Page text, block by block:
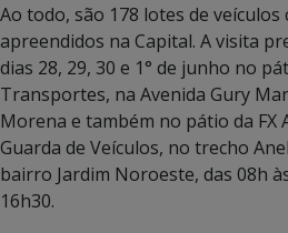
Ao todo, são 178 lotes de veículos
apreendidos na Capital. A visita
dias 28, 29, 30 e 1° de junho no
Transportes, na Avenida Gury
Morena e também no pátio da FX
Guarda de Veículos, no trecho
bairro Jardim Noroeste, das 08h
16h30.